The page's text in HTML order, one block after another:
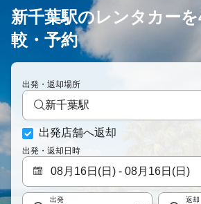
新千葉駅のレンタカー
較・予約
出発・返却場所
新千葉駅
出発店舗へ返却
出発・返却日時
出発 返却